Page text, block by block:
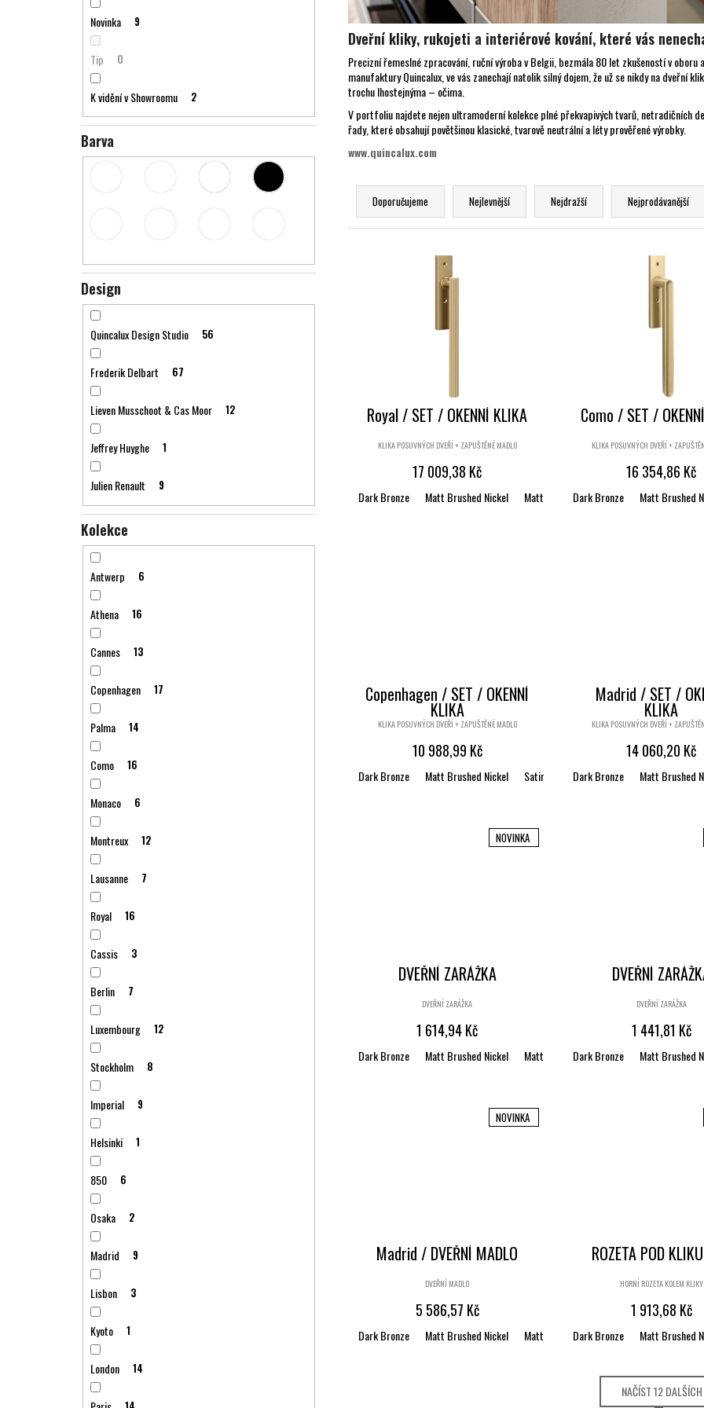
Novinka 9
Tip 0
K vidění v Showroomu 2
Barva
Design
Quincalux Design Studio 56
Frederik Delbart 67
Lieven Musschoot & Cas Moor 12
Jeffrey Huyghe 1
Julien Renault 9
Kolekce
Antwerp 6
Athena 16
Cannes 13
Copenhagen 17
Palma 14
Como 16
Monaco 6
Montreux 12
Lausanne 7
Royal 16
Cassis 3
Berlin 7
Luxembourg 12
Stockholm 8
Imperial 9
Helsinki 1
850 6
Osaka 2
Madrid 9
Lisbon 3
Kyoto 1
London 14
Dveřní kliky, rukojeti a interiérové kování, které vás
Precizní řemeslné zpracování, ruční výroba v Belgii, bezmála 80 let zkušeností v
manufaktury Quincalux, ve vás zanechají natolik silný dojem, že už se nikdy na dveřní
trochu lhostejnýma – očima.
V portfoliu najdete nejen ultramoderní kolekce plné překvapivých tvarů, netradičních
řady, které obsahují povětšinou klasické, tvarově neutrální a léty prověřené výrobky.
www.quincalux.com
Ř
z
Doporučujeme Nejlevnější Nejdražší Nejprodávanější
Royal / SET / OKENNÍ KLIKA
17 009,38 Kč
KLIKA POSUVNÝCH DVEŘÍ + ZAPUŠTĚNÉ MADLO
Dark Bronze Matt Brushed Nickel Matt Brushed Bronze Satin brass
Como / SET /
16 354,86 Kč
KLIKA POSUVNÝCH DVEŘÍ +
Dark Bronze Matt Brushed
Copenhagen / SET / OKENNÍ
KLIKA
10 988,99 Kč
KLIKA POSUVNÝCH DVEŘÍ + ZAPUŠTĚNÉ MADLO
Dark Bronze Matt Brushed Nickel Satin brass Black matt textured
Madrid / SET /
KLIKA
14 060,20 Kč
KLIKA POSUVNÝCH DVEŘÍ +
Dark Bronze Matt Brushed
NOVINKA
DVEŘNÍ ZARÁŽKA
1 614,94 Kč
DVEŘNÍ ZARÁŽKA
Dark Bronze Matt Brushed Nickel Matt Brushed Bronze Satin brass
DVEŘNÍ
1 441,81 Kč
DVEŘNÍ ZARÁŽKA
Dark Bronze Matt Brushed
NOVINKA
Madrid / DVEŘNÍ MADLO
5 586,57 Kč
DVEŘNÍ MADLO
Dark Bronze Matt Brushed Nickel Matt Brushed Bronze Satin brass
ROZETA POD
1 913,68 Kč
HORNÍ ROZETA KOLEM KLIKY
Dark Bronze Matt Brushed
NAČÍST 12 DALŠÍCH